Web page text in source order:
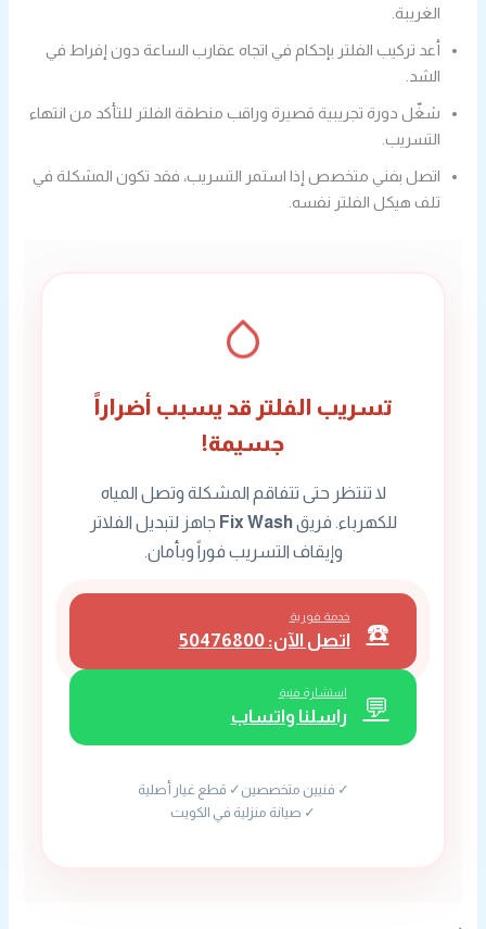
الغريبة.
أعد تركيب الفلتر بإحكام في اتجاه عقارب الساعة دون إفراط في
الشد.
شغّل دورة تجريبية قصيرة وراقب منطقة الفلتر للتأكد من انتهاء
التسريب.
اتصل بفني متخصص إذا استمر التسريب، فقد تكون المشكلة في
تلف هيكل الفلتر نفسه.
تسريب الفلتر قد يسبب أضراراً
جسيمة!
لا تنتظر حتى تتفاقم المشكلة وتصل المياه
للكهرباء. فريقFix Wash جاهز لتبديل الفلاتر
وإيقاف التسريب فوراً وبأمان.
☎️
خدمة فورية
اتصل الآن: 50476800
💬
استشارة فنية
راسلنا واتساب
✓ فنيين متخصصين ✓ قطع غيار أصلية
✓ صيانة منزلية في الكويت